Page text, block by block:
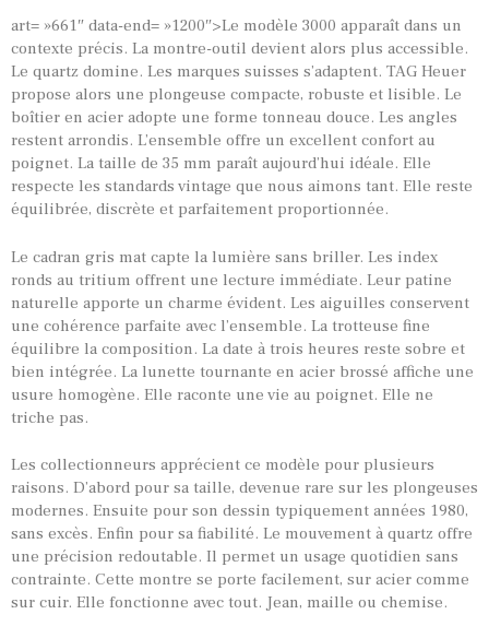
TOUTES NOS VINTAGES
MONTRES PAR HISTOIRES
PANIER
art= »661″ data-end= »1200″>Le modèle 3000 apparaît dans un
contexte précis. La montre-outil devient alors plus accessible.
Le quartz domine. Les marques suisses s’adaptent. TAG Heuer
propose alors une plongeuse compacte, robuste et lisible. Le
boîtier en acier adopte une forme tonneau douce. Les angles
restent arrondis. L’ensemble offre un excellent confort au
poignet. La taille de 35 mm paraît aujourd’hui idéale. Elle
respecte les standards vintage que nous aimons tant. Elle reste
équilibrée, discrète et parfaitement proportionnée.
Le cadran gris mat capte la lumière sans briller. Les index
ronds au tritium offrent une lecture immédiate. Leur patine
naturelle apporte un charme évident. Les aiguilles conservent
une cohérence parfaite avec l’ensemble. La trotteuse fine
équilibre la composition. La date à trois heures reste sobre et
bien intégrée. La lunette tournante en acier brossé affiche une
usure homogène. Elle raconte une vie au poignet. Elle ne
triche pas.
Les collectionneurs apprécient ce modèle pour plusieurs
raisons. D’abord pour sa taille, devenue rare sur les plongeuses
modernes. Ensuite pour son dessin typiquement années 1980,
sans excès. Enfin pour sa fiabilité. Le mouvement à quartz offre
une précision redoutable. Il permet un usage quotidien sans
contrainte. Cette montre se porte facilement, sur acier comme
sur cuir. Elle fonctionne avec tout. Jean, maille ou chemise.